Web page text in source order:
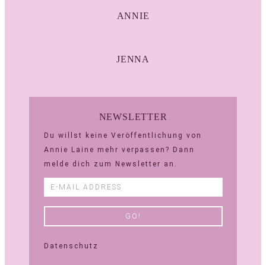
ANNIE
JENNA
NEWSLETTER
Du willst keine Veröffentlichung von
Annie Laine mehr verpassen? Dann
melde dich zum Newsletter an.
Datenschutz